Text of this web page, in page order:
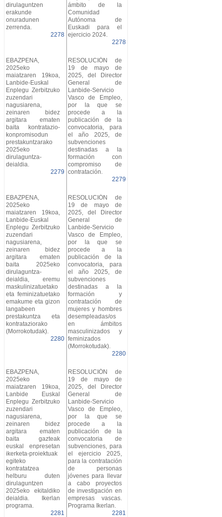
dirulaguntzen
erakunde
onuradunen
zerrenda.
2278
ámbito de la
Comunidad
Autónoma de
Euskadi para el
ejercicio 2024.
2278
EBAZPENA,
2025eko
maiatzaren 19koa,
Lanbide-Euskal
Enplegu Zerbitzuko
zuzendari
nagusiarena,
zeinaren bidez
argitara ematen
baita kontratazio-
konpromisodun
prestakuntzarako
2025eko
dirulaguntza-
deialdia.
2279
RESOLUCIÓN de
19 de mayo de
2025, del Director
General de
Lanbide-Servicio
Vasco de Empleo,
por la que se
procede a la
publicación de la
convocatoria, para
el año 2025, de
subvenciones
destinadas a la
formación con
compromiso de
contratación.
2279
EBAZPENA,
2025eko
maiatzaren 19koa,
Lanbide-Euskal
Enplegu Zerbitzuko
zuzendari
nagusiarena,
zeinaren bidez
argitara ematen
baita 2025eko
dirulaguntza-
deialdia, eremu
maskulinizatuetako
eta feminizatuetako
emakume eta gizon
langabeen
prestakuntza eta
kontrataziorako
(Morrokotudak).
2280
RESOLUCIÓN de
19 de mayo de
2025, del Director
General de
Lanbide-Servicio
Vasco de Empleo,
por la que se
procede a la
publicación de la
convocatoria, para
el año 2025, de
subvenciones
destinadas a la
formación y
contratación de
mujeres y hombres
desempleadas/os
en ámbitos
masculinizados y
feminizados
(Morrokotudak).
2280
EBAZPENA,
2025eko
maiatzaren 19koa,
Lanbide Euskal
Enplegu Zerbitzuko
zuzendari
nagusiarena,
zeinaren bidez
argitara ematen
baita gazteak
euskal enpresetan
ikerketa-proiektuak
egiteko
kontratatzea
helburu duten
dirulaguntzen
2025eko ekitaldiko
deialdia. Ikerlan
programa.
2281
RESOLUCIÓN de
19 de mayo de
2025, del Director
General de
Lanbide-Servicio
Vasco de Empleo,
por la que se
procede a la
publicación de la
convocatoria de
subvenciones, para
el ejercicio 2025,
para la contratación
de personas
jóvenes para llevar
a cabo proyectos
de investigación en
empresas vascas.
Programa Ikerlan.
2281